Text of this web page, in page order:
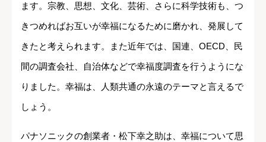
ます。宗教、思想、文化、芸術、さらに科学技術も、つ
きつめればお互いが幸福になるために磨かれ、発展して
きたと考えられます。また近年では、国連、OECD、民
間の調査会社、自治体などで幸福度調査を行うようにな
りました。幸福は、人類共通の永遠のテーマと言えるで
しょう。
パナソニックの創業者・松下幸之助は、幸福について思